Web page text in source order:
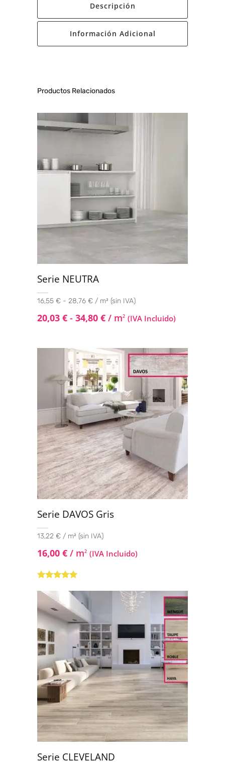
Descripción
Información Adicional
Productos Relacionados
Serie NEUTRA
16,55 € - 28,76 € / m² (sin IVA)
20,03 € - 34,80 € / m2 (IVA Incluido)
Serie DAVOS Gris
13,22 € / m² (sin IVA)
16,00 € / m2 (IVA Incluido)
5.00de 5
Serie CLEVELAND